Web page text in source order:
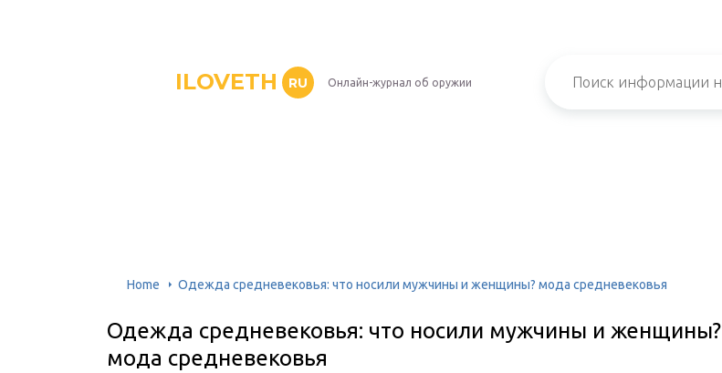
ILOVETH RU Онлайн-журнал об оружии
Home Одежда средневековья: что носили мужчины и женщины? мода средневековья
Одежда средневековья: что носили мужчины и женщины?
мода средневековья